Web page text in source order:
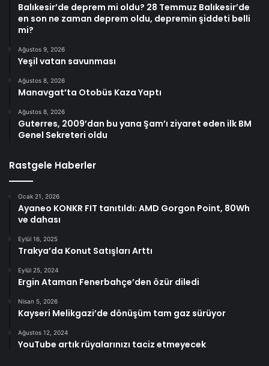
Balıkesir’de deprem mi oldu? 28 Temmuz Balıkesir’de
en son ne zaman deprem oldu, depremin şiddeti belli
mi?
Ağustos 9, 2026
Yeşil vatan savunması
Ağustos 8, 2026
Manavgat’ta Otobüs Kaza Yaptı
Ağustos 8, 2026
Guterres, 2009’dan bu yana Şam’ı ziyaret eden ilk BM
Genel Sekreteri oldu
Rastgele Haberler
Ocak 21, 2026
Ayaneo KONKR FIT tanıtıldı: AMD Gorgon Point, 80Wh
ve dahası
Eylül 16, 2025
Trakya’da Konut Satışları Arttı
Eylül 25, 2024
Ergin Ataman Fenerbahçe’den özür diledi
Nisan 5, 2026
Kayseri Melikgazi’de dönüşüm tam gaz sürüyor
Ağustos 12, 2024
YouTube artık rüyalarınızı taciz etmeyecek